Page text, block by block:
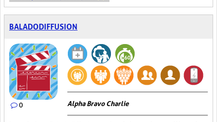
BALADODIFFUSION
0 Alpha Bravo Charlie